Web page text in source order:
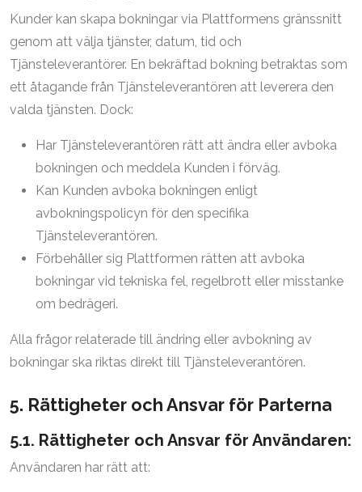
Kunder kan skapa bokningar via Plattformens gränssnitt
genom att välja tjänster, datum, tid och
Tjänsteleverantörer. En bekräftad bokning betraktas som
ett åtagande från Tjänsteleverantören att leverera den
valda tjänsten. Dock:
Har Tjänsteleverantören rätt att ändra eller avboka
bokningen och meddela Kunden i förväg.
Kan Kunden avboka bokningen enligt
avbokningspolicyn för den specifika
Tjänsteleverantören.
Förbehåller sig Plattformen rätten att avboka
bokningar vid tekniska fel, regelbrott eller misstanke
om bedrägeri.
Alla frågor relaterade till ändring eller avbokning av
bokningar ska riktas direkt till Tjänsteleverantören.
5. Rättigheter och Ansvar för Parterna
5.1. Rättigheter och Ansvar för Användaren:
Användaren har rätt att: